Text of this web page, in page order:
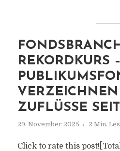
REKORDKURS –
VERZEICHNEN
ZUFLÜSSE
29. November 2025 2 Min.
Click to rate this